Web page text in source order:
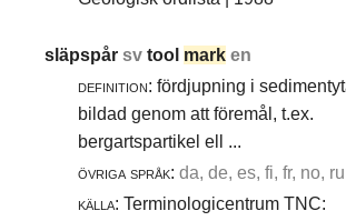
släpspårsvtool mark en
definition: fördjupning i
bildad genom att föremål, t.ex.
bergartspartikel ell ...
övriga språk: da, de, es, fi, fr, no, ru
källa: Terminologicentrum TNC: